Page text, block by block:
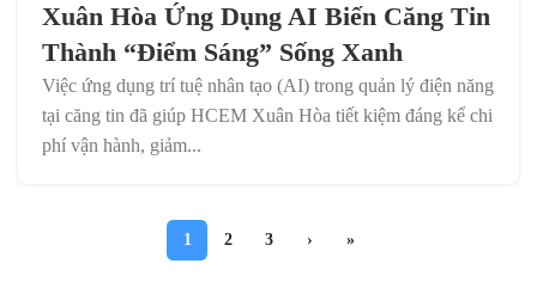
Xuân Hòa Ứng Dụng AI Biến Căng Tin
Thành “Điểm Sáng” Sống Xanh
Việc ứng dụng trí tuệ nhân tạo (AI) trong quản lý điện năng
tại căng tin đã giúp HCEM Xuân Hòa tiết kiệm đáng kể chi
phí vận hành, giảm...
1 2 3 › »